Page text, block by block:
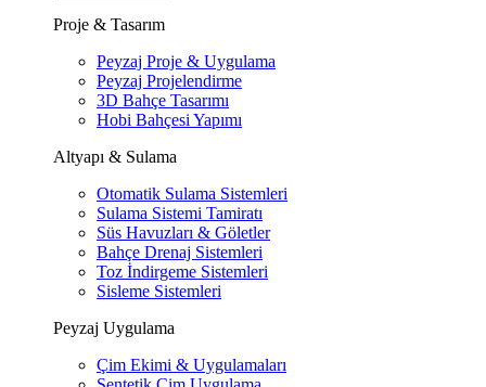
Proje & Tasarım
Peyzaj Proje & Uygulama
Peyzaj Projelendirme
3D Bahçe Tasarımı
Hobi Bahçesi Yapımı
Altyapı & Sulama
Otomatik Sulama Sistemleri
Sulama Sistemi Tamiratı
Süs Havuzları & Göletler
Bahçe Drenaj Sistemleri
Toz İndirgeme Sistemleri
Sisleme Sistemleri
Peyzaj Uygulama
Çim Ekimi & Uygulamaları